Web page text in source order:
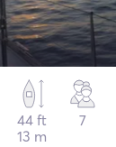
44 ft
13 m
7